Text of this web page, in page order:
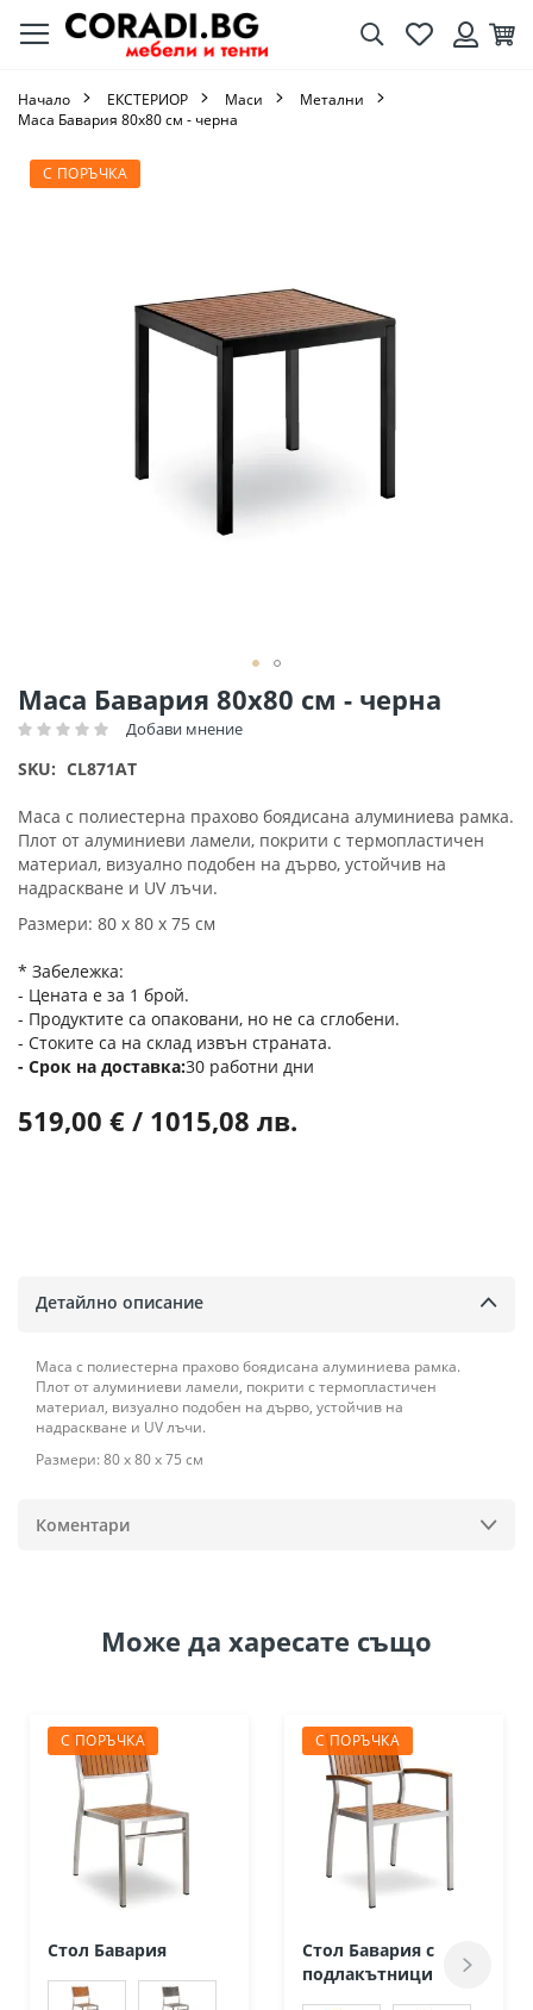
ТърсенеЛюбими
Начало ЕКСТЕРИОР Маси
Метални
Маса Бавария 80х80 см - черна
Маса Бавария 80х80 см - черна
Рейтинг: Добави мнение
SKU CL871AT
Маса с полиестерна прахово боядисана алуминиева рамка.
Плот от алуминиеви ламели, покрити с термопластичен
материал, визуално подобен на дърво, устойчив на
надраскване и UV лъчи.
Размери: 80 х 80 х 75 см
* Забележка:
- Цената е за 1 брой.
- Продуктите са опаковани, но не са сглобени.
- Стоките са на склад извън страната.
Срок на доставка 30 работни дни
519,00 € / 1015,08 лв.
С ПОРЪЧКА
Преминете
към
изображенията
Преминете
към
началото
на
със
снимки
Детайлно описание
Маса с полиестерна прахово боядисана алуминиева рамка.
Плот от алуминиеви ламели, покрити с термопластичен
материал, визуално подобен на дърво, устойчив на
надраскване и UV лъчи.
Размери: 80 х 80 х 75 см
Коментари
Може да харесате също
С ПОРЪЧКА
Стол Бавария
С ПОРЪЧКА
Стол Бавария с
подлакътници